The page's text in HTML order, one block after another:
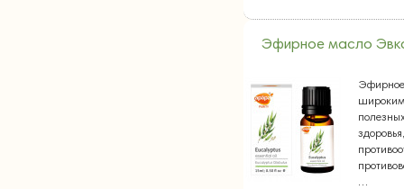
Эфирное масло
…